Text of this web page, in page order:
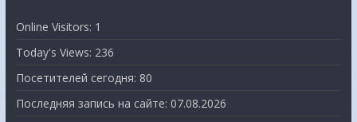
Online Visitors: 1
Today's Views: 236
Посетителей сегодня: 80
Последняя запись на сайте: 07.08.2026